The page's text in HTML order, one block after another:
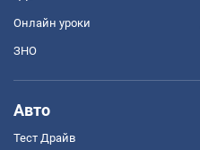
Онлайн уроки
ЗНО
Авто
Тест Драйв